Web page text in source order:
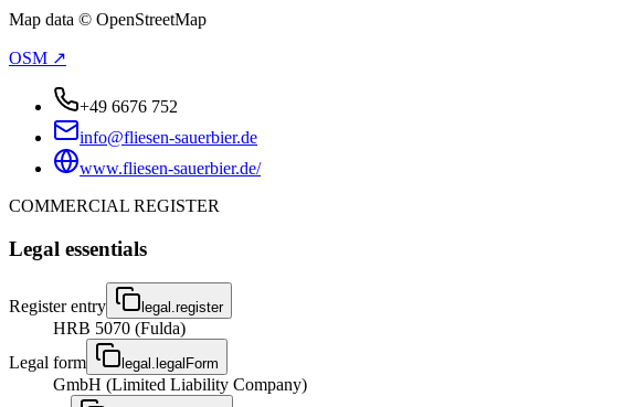
Map data © OpenStreetMap
OSM ↗
+49 6676 752
info@fliesen-sauerbier.de
www.fliesen-sauerbier.de/
COMMERCIAL REGISTER
Legal essentials
Register entry legal.register
HRB 5070 (Fulda)
Legal form
legal.legalForm
GmbH (Limited Liability Company)